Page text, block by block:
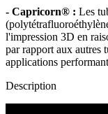
- Capricorn® : Les
l'impression 3D en
par rapport aux autres
applications
Description